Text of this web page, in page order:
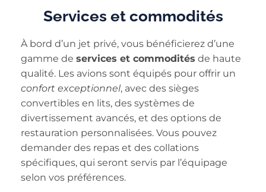
Services et commodités
À bord d’un jet privé, vous bénéficierez d’une
gamme de services et commodités de haute
qualité. Les avions sont équipés pour offrir un
confort exceptionnel, avec des sièges
convertibles en lits, des systèmes de
divertissement avancés, et des options de
restauration personnalisées. Vous pouvez
demander des repas et des collations
spécifiques, qui seront servis par l’équipage
selon vos préférences.